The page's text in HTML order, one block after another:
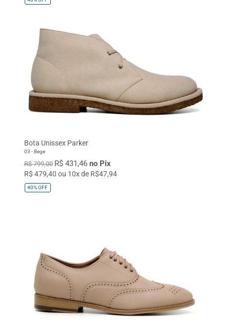
Bota Unissex Parker
03 - Bege
R$ 799,00 R$ 431,46 no Pix
R$ 479,40 ou 10x de R$47,94
40%OFF